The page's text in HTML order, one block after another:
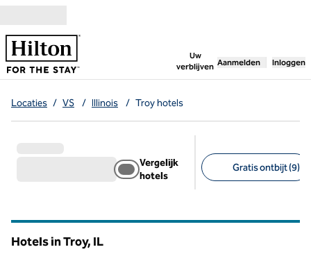
Uw
verblijven
, opent nieuw
Aanmelden Inloggen
Locaties / VS / Illinois / Troy hotels
Vergelijk
hotels
Gratis ontbijt (9)
Hotels in Troy, IL